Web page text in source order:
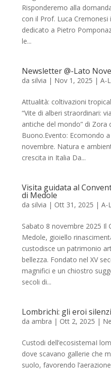
Risponderemo alla
con il Prof. Luca
dedicato a Pietro
le...
Newsletter @-Lato
da silvia | Nov 1, 2025 | A-
Attualità: coltivazioni
“Vite di alberi straordinari:
antiche del mondo” di Zora
Buono.Evento: Ecomondo
novembre. Natura e
crescita in Italia Da...
Visita guidata al
di Medole
da silvia | Ott 31, 2025 | A-
Sabato 8 novembre 2025 Il
Medole, gioiello
custodisce un patrimonio
bellezza. Fondato nel XV
magnifici e un chiostro
secoli di...
Lombrichi: gli eroi
da ambra | Ott 2, 2025 |
Custodi dell’ecosistemaI
dove scavano gallerie che
suolo, favorendo